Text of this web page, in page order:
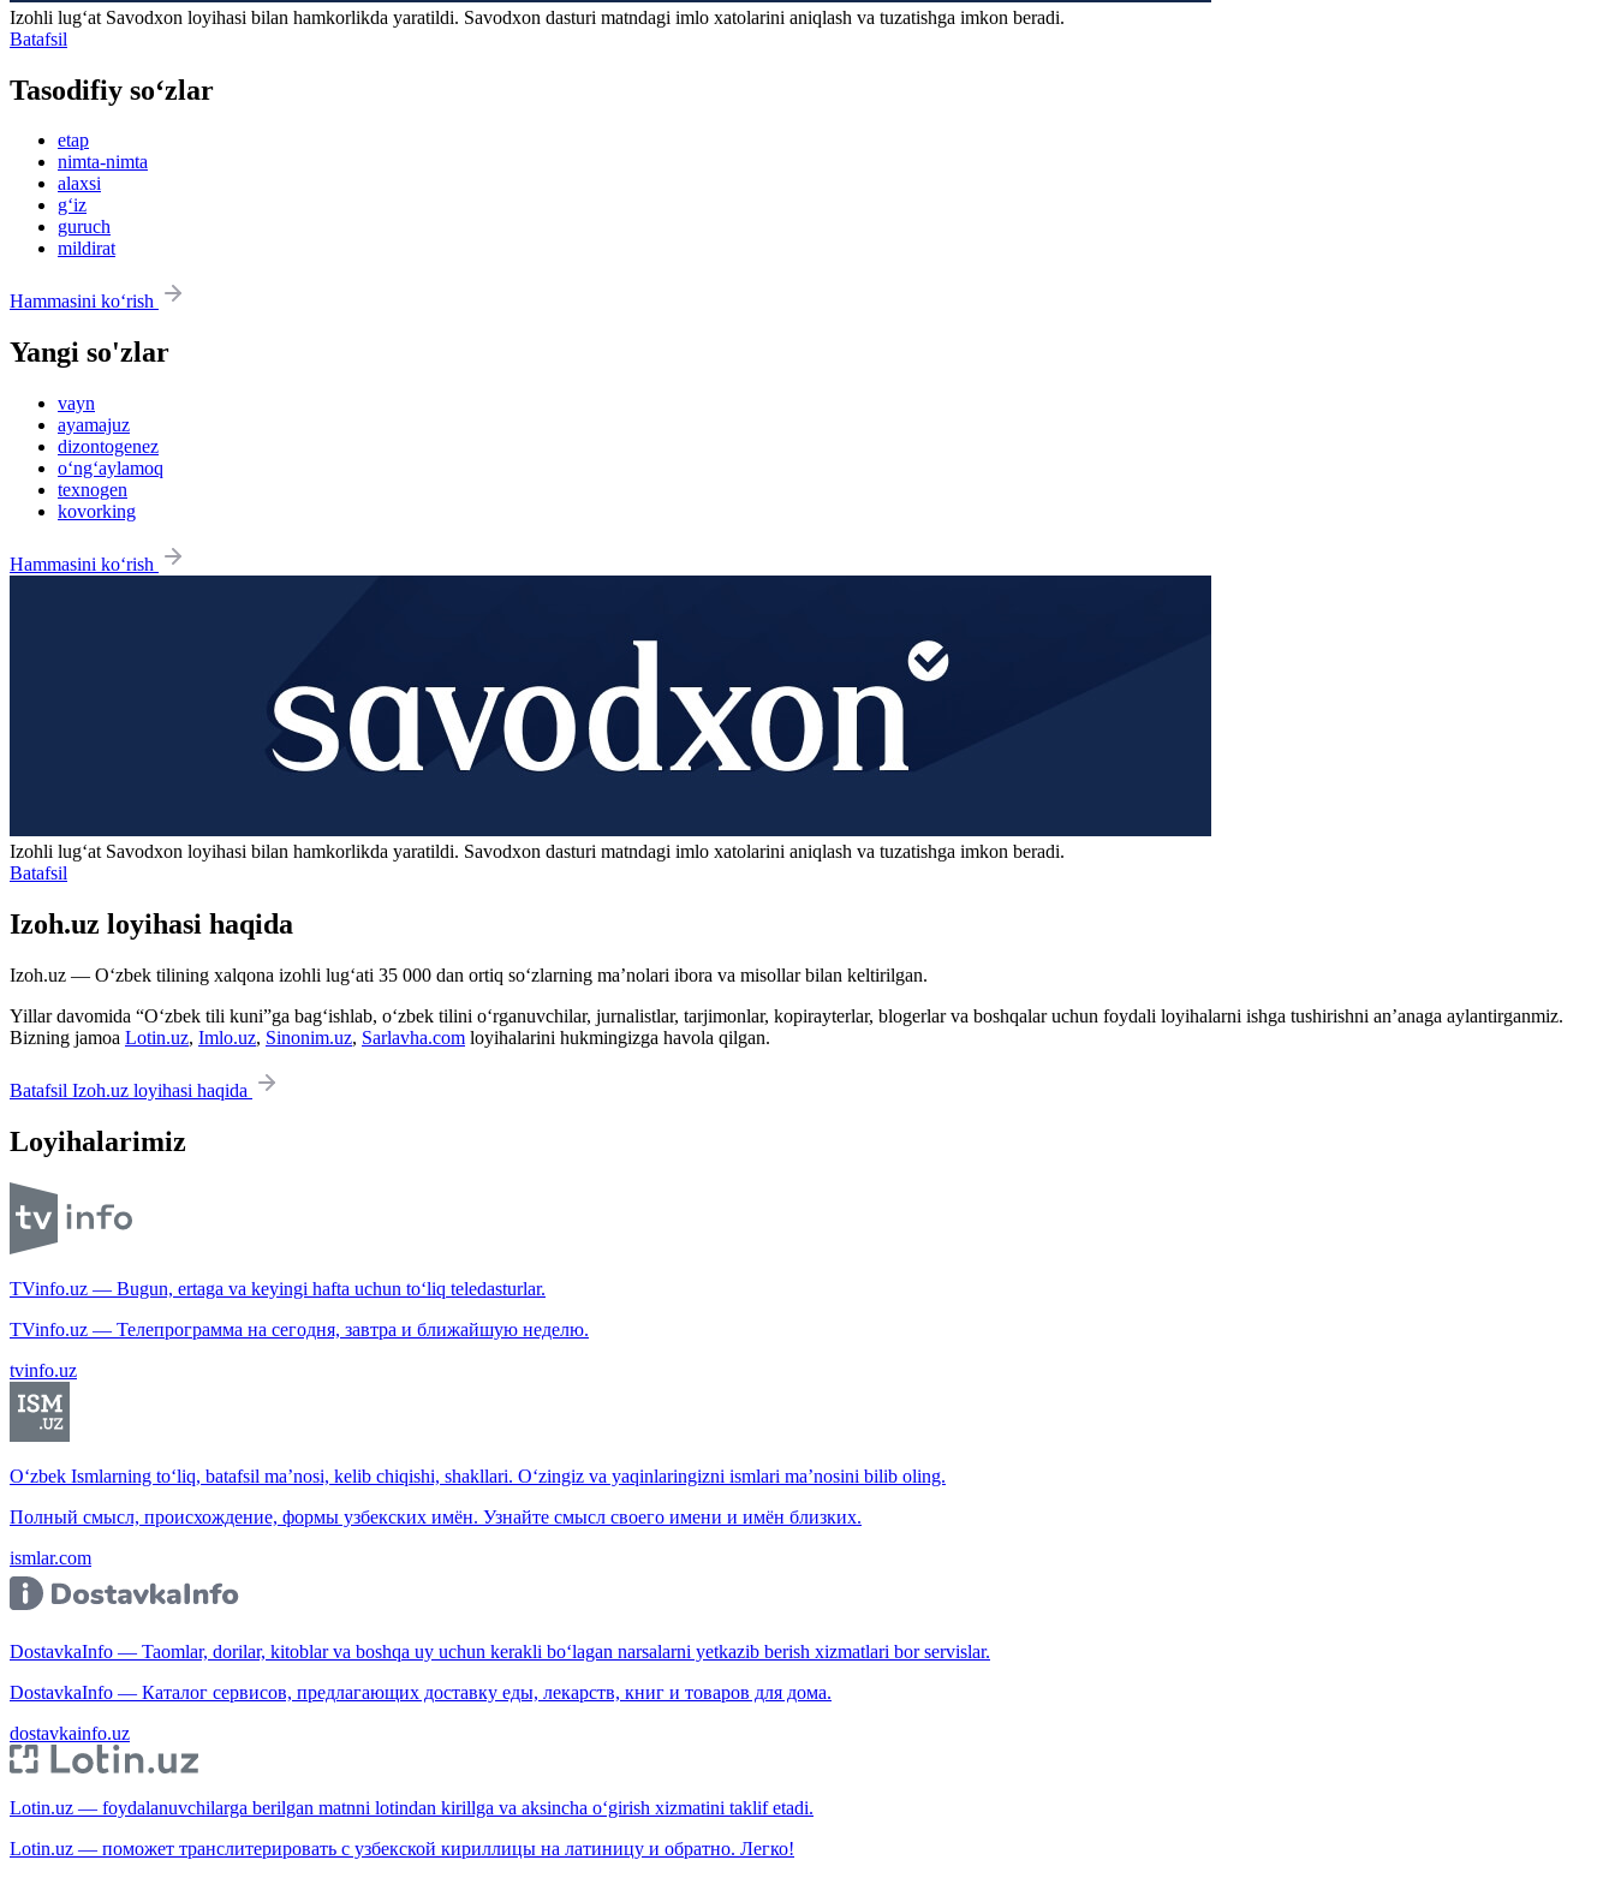
Izohli lugʻat Savodxon loyihasi bilan hamkorlikda yaratildi. Savodxon dasturi matndagi imlo xatolarini aniqlash va tuzatishga imkon beradi.
Batafsil
Tasodifiy so‘zlar
etap
nimta-nimta
alaxsi
g‘iz
guruch
mildirat
Hammasini ko‘rish
Yangi so'zlar
vayn
ayamajuz
dizontogenez
o‘ng‘aylamoq
texnogen
kovorking
Hammasini ko‘rish
Izohli lugʻat Savodxon loyihasi bilan hamkorlikda yaratildi. Savodxon dasturi matndagi imlo xatolarini aniqlash va tuzatishga imkon beradi.
Batafsil
Izoh.uz loyihasi haqida
Izoh.uz — O‘zbek tilining xalqona izohli lug‘ati 35 000 dan ortiq so‘zlarning ma’nolari ibora va misollar bilan keltirilgan.
Yillar davomida “O‘zbek tili kuni”ga bag‘ishlab, o‘zbek tilini o‘rganuvchilar, jurnalistlar, tarjimonlar, kopirayterlar, blogerlar va boshqalar uchun foydali loyihalarni ishga tushirishni an’anaga aylantirganmiz.
Bizning jamoa Lotin.uz, Imlo.uz, Sinonim.uz, Sarlavha.com loyihalarini hukmingizga havola qilgan.
Batafsil Izoh.uz loyihasi haqida
Loyihalarimiz
TVinfo.uz — Bugun, ertaga va keyingi hafta uchun to‘liq teledasturlar.
TVinfo.uz — Телепрограмма на сегодня, завтра и ближайшую неделю.
tvinfo.uz
O‘zbek Ismlarning to‘liq, batafsil ma’nosi, kelib chiqishi, shakllari. O‘zingiz va yaqinlaringizni ismlari ma’nosini bilib oling.
Полный смысл, происхождение, формы узбекских имён. Узнайте смысл своего имени и имён близких.
ismlar.com
DostavkaInfo — Taomlar, dorilar, kitoblar va boshqa uy uchun kerakli bo‘lagan narsalarni yetkazib berish xizmatlari bor servislar.
DostavkaInfo — Каталог сервисов, предлагающих доставку еды, лекарств, книг и товаров для дома.
dostavkainfo.uz
Lotin.uz — foydalanuvchilarga berilgan matnni lotindan kirillga va aksincha o‘girish xizmatini taklif etadi.
Lotin.uz — поможет транслитерировать с узбекской кириллицы на латиницу и обратно. Легко!